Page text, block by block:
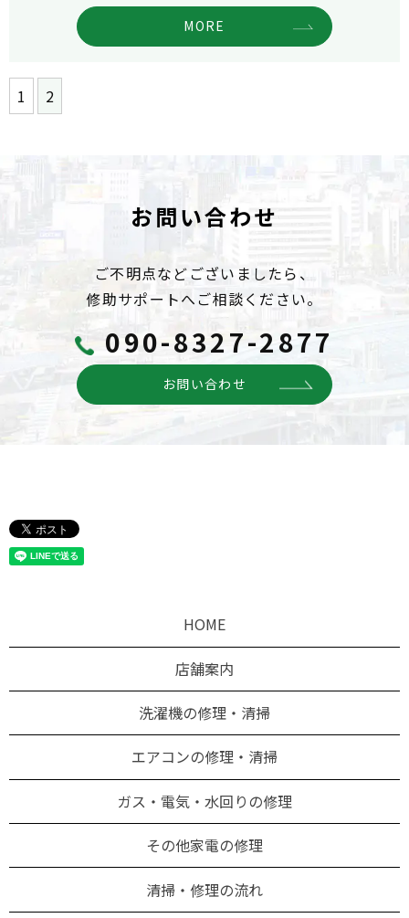
MORE
1 2
お問い合わせ
ご不明点などございましたら、
修助サポートへご相談ください。
090-8327-2877
お問い合わせ
HOME
店舗案内
洗濯機の修理・清掃
エアコンの修理・清掃
ガス・電気・水回りの修理
その他家電の修理
清掃・修理の流れ